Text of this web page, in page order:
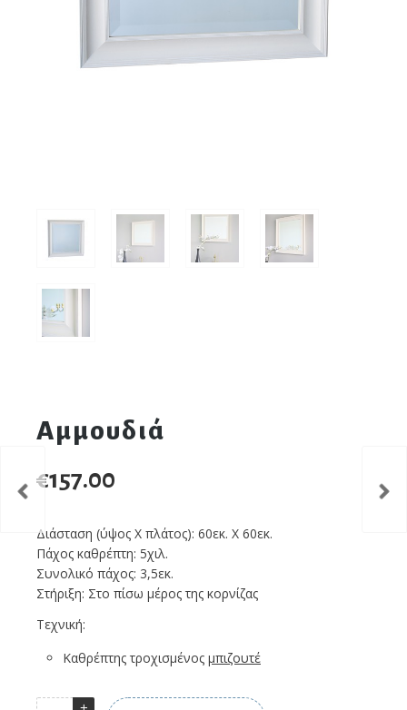
Αμμουδιά
€157.00
Διάσταση (ύψος Χ πλάτος): 60εκ. X 60εκ.
Πάχος καθρέπτη: 5χιλ.
Συνολικό πάχος: 3,5εκ.
Στήριξη: Στο πίσω μέρος της κορνίζας
Τεχνική:
Καθρέπτης τροχισμένος μπιζουτέ